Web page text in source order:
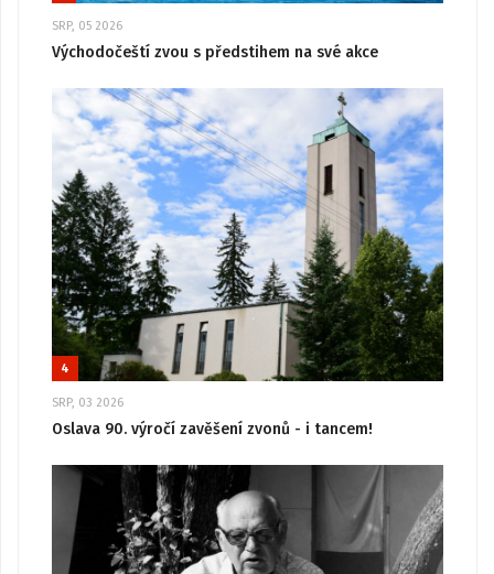
SRP, 05 2026
Východočeští zvou s předstihem na své akce
4
SRP, 03 2026
Oslava 90. výročí zavěšení zvonů - i tancem!